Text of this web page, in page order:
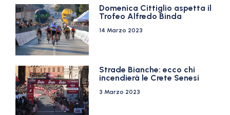
Domenica Cittiglio aspetta il
Trofeo Alfredo Binda
14 Marzo 2023
Strade Bianche: ecco chi
incendierà le Crete Senesi
3 Marzo 2023